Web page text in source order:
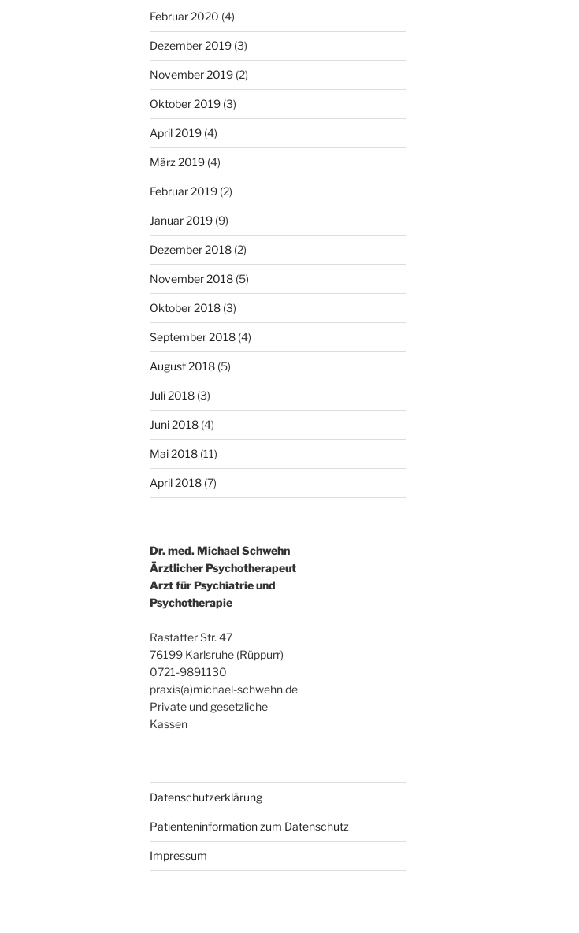
Februar 2020 (4)
Dezember 2019(3)
November 2019(2)
Oktober 2019(3)
April 2019(4)
März 2019(4)
Februar 2019(2)
Januar 2019(9)
Dezember 2018(2)
November 2018(5)
Oktober 2018(3)
September 2018(4)
August 2018(5)
Juli 2018(3)
Juni 2018(4)
Mai 2018(11)
April 2018(7)
Dr. med. Michael Schwehn
Ärztlicher Psychotherapeut
Arzt für Psychiatrie und
Psychotherapie
Rastatter Str. 47
76199 Karlsruhe (Rüppurr)
0721-9891130
praxis(a)michael-schwehn.de
Private und gesetzliche
Kassen
Datenschutzerklärung
Patienteninformation zum Datenschutz
Impressum